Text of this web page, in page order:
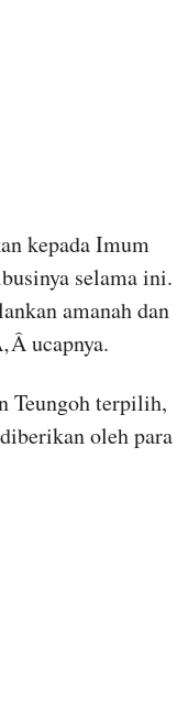
kepada Imum
selama ini.
amanah dan
ucapnya.
Teungoh terpilih,
oleh para